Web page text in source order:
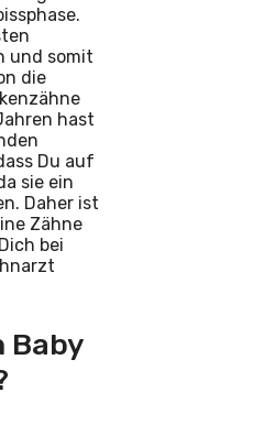
und somit
die
hast
Du auf
sie ein
Daher ist
Zähne
bei
Baby